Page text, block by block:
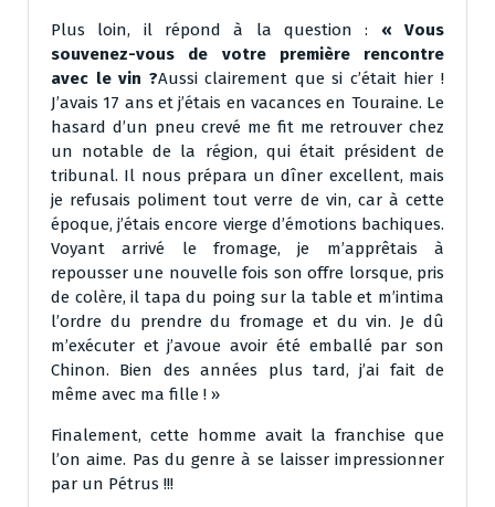
Plus loin, il répond à la question : « Vous
souvenez-vous de votre première rencontre
avec le vin ?Aussi clairement que si c’était hier !
J’avais 17 ans et j’étais en vacances en Touraine. Le
hasard d’un pneu crevé me fit me retrouver chez
un notable de la région, qui était président de
tribunal. Il nous prépara un dîner excellent, mais
je refusais poliment tout verre de vin, car à cette
époque, j’étais encore vierge d’émotions bachiques.
Voyant arrivé le fromage, je m’apprêtais à
repousser une nouvelle fois son offre lorsque, pris
de colère, il tapa du poing sur la table et m’intima
l’ordre du prendre du fromage et du vin. Je dû
m’exécuter et j’avoue avoir été emballé par son
Chinon. Bien des années plus tard, j’ai fait de
même avec ma fille ! »
Finalement, cette homme avait la franchise que
l’on aime. Pas du genre à se laisser impressionner
par un Pétrus !!!